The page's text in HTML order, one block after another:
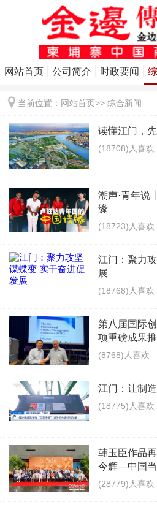
网站首页 公司简介 时政要闻
当前位置： 网站首页>> 综合新闻
读懂江门，
(18708)人喜欢
潮声·青年说
缘
(18723)人喜欢
江门：聚力
展
(18768)人喜欢
第八届国际
项重磅成果
(8768)人喜欢
江门：让制
(18775)人喜欢
韩玉臣作品
今辉—中国当
(28779)人喜欢